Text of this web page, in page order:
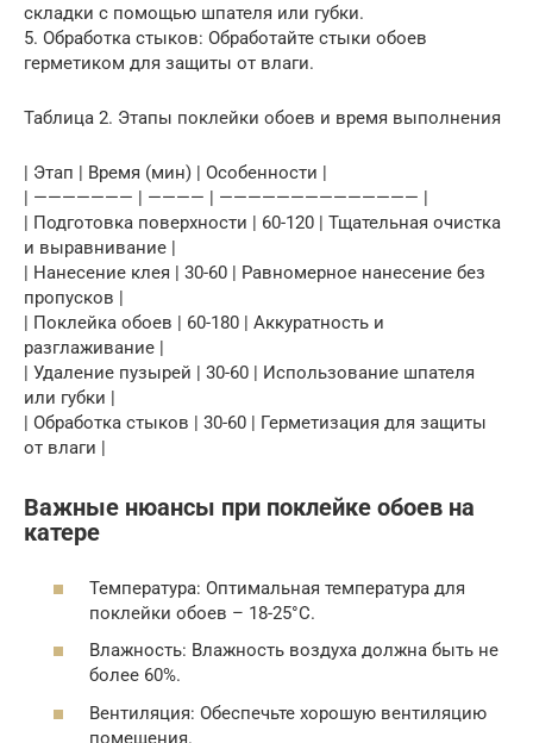
складки с помощью шпателя или губки.
5. Обработка стыков: Обработайте стыки обоев
герметиком для защиты от влаги.
Таблица 2. Этапы поклейки обоев и время выполнения
| Этап | Время (мин) | Особенности |
| ——————— | ———— | —————————————— |
| Подготовка поверхности | 60-120 | Тщательная очистка
и выравнивание |
| Нанесение клея | 30-60 | Равномерное нанесение без
пропусков |
| Поклейка обоев | 60-180 | Аккуратность и
разглаживание |
| Удаление пузырей | 30-60 | Использование шпателя
или губки |
| Обработка стыков | 30-60 | Герметизация для защиты
от влаги |
Важные нюансы при поклейке обоев на
катере
Температура: Оптимальная температура для
поклейки обоев – 18-25°C.
Влажность: Влажность воздуха должна быть не
более 60%.
Вентиляция: Обеспечьте хорошую вентиляцию
помещения.